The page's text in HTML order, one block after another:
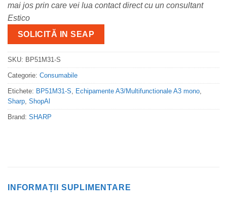
mai jos prin care vei lua contact direct cu un consultant
Estico
SOLICITĂ IN SEAP
SKU: BP51M31-S
Categorie: Consumabile
Etichete: BP51M31-S, Echipamente A3/Multifunctionale A3 mono,
Sharp, ShopAl
Brand: SHARP
INFORMAȚII SUPLIMENTARE